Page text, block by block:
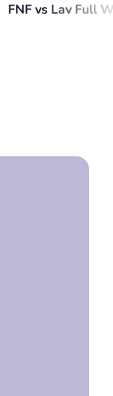
FNF vs Lav Full